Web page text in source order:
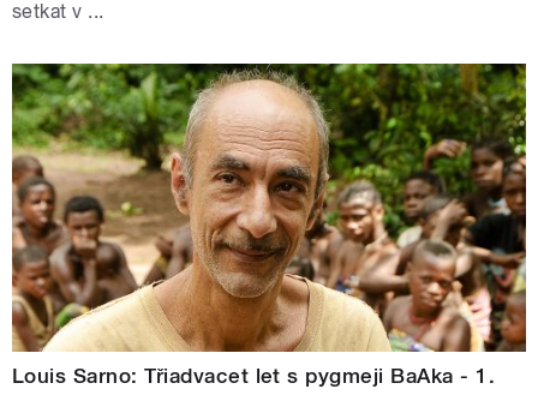
setkat v ...
Louis Sarno: Třiadvacet let s pygmeji BaAka - 1.